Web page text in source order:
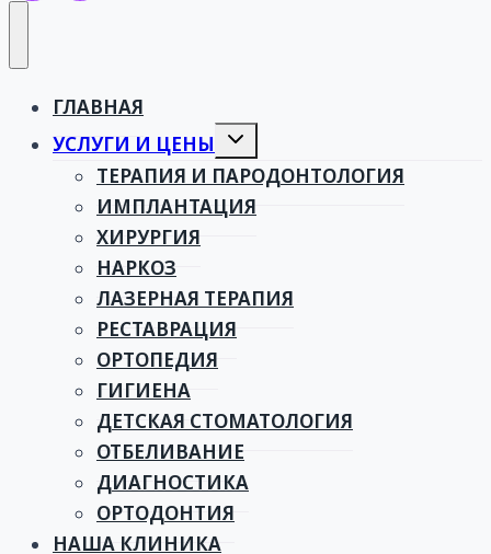
ГЛАВНАЯ
УСЛУГИ И ЦЕНЫ
Toggle
menu
ТЕРАПИЯ И ПАРОДОНТОЛОГИЯ
ИМПЛАНТАЦИЯ
ХИРУРГИЯ
НАРКОЗ
ЛАЗЕРНАЯ ТЕРАПИЯ
РЕСТАВРАЦИЯ
ОРТОПЕДИЯ
ГИГИЕНА
ДЕТСКАЯ СТОМАТОЛОГИЯ
ОТБЕЛИВАНИЕ
ДИАГНОСТИКА
ОРТОДОНТИЯ
НАША КЛИНИКА